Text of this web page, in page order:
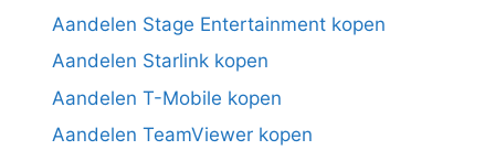
Aandelen Stage Entertainment kopen
Aandelen Starlink kopen
Aandelen T-Mobile kopen
Aandelen TeamViewer kopen